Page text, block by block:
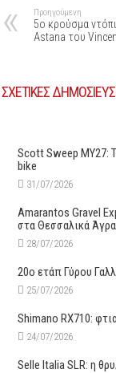
Προηγούμενη
5ο κρούσμα
Astana του
ΣΧΕΤΙΚΕΣ
Scott Sweep MY27:
bike
31/07/2026
Amarantos Gravel
στα Θεσσαλικά
28/07/2026
20ο ετάπ Γύρου
25/07/2026
Shimano RX710:
24/07/2026
Selle Italia SLR: η